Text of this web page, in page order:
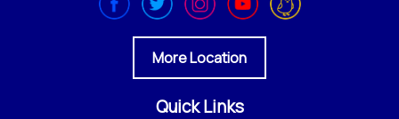
More Location
Quick Links